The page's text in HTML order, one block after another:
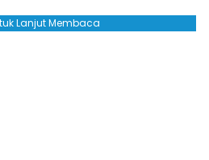
Lanjut Membaca